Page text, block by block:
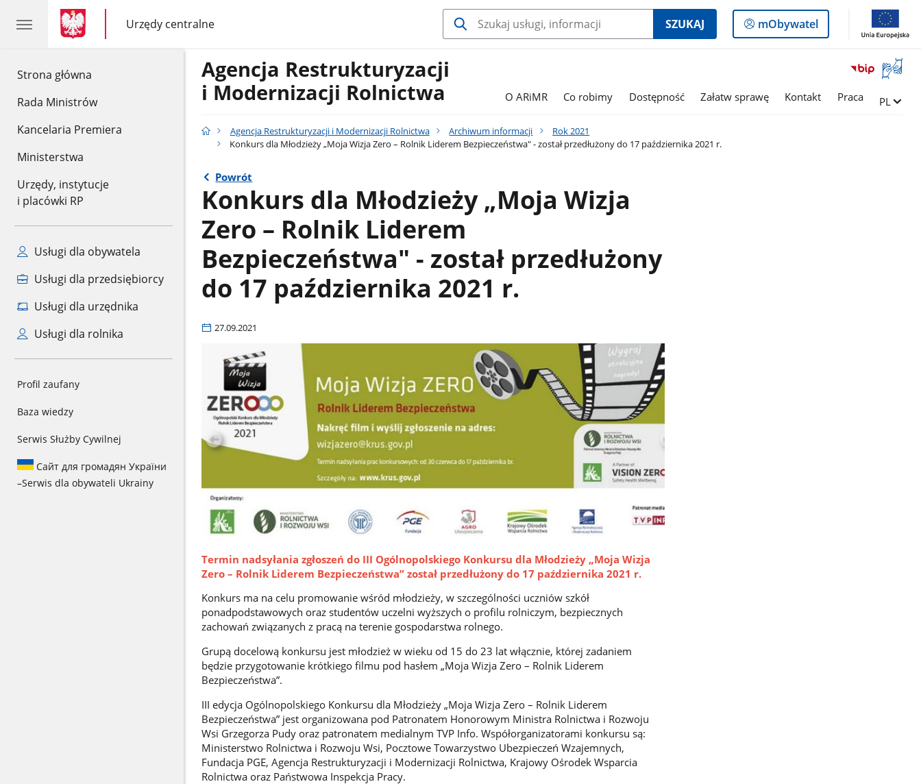
Strona główna
Rada Ministrów
Kancelaria Premiera
Ministerstwa
Urzędy, instytucje
i placówki RP
Usługi dla obywatela
Usługi dla przedsiębiorcy
Usługi dla urzędnika
Usługi dla rolnika
Profil zaufany
Baza wiedzy
Serwis Służby Cywilnej
Сайт для громадян України
–Serwis dla obywateli Ukrainy
gov.pl
gov.pl
Urzędy centralne
gov.pl
Urzędy
centralne
SZUKAJ
Logowanie
do
mObywatel
Otwórz
okno
Agencja Restrukturyzacji
i Modernizacji Rolnictwa
O ARiMR Co robimy Dostępność Załatw sprawę Kontakt Praca Zmień
PL
Agencja Restrukturyzacji i Modernizacji Rolnictwa Archiwum informacji
Rok 2021
Konkurs dla Młodzieży „Moja Wizja Zero – Rolnik Liderem Bezpieczeństwa" - został przedłużony do 17 października 2021 r.
Powrót
Konkurs dla Młodzieży „Moja Wizja
Zero – Rolnik Liderem
Bezpieczeństwa" - został przedłużony
do 17 października 2021 r.
27.09.2021
Termin nadsyłania zgłoszeń do III Ogólnopolskiego Konkursu dla Młodzieży „Moja Wizja
Zero – Rolnik Liderem Bezpieczeństwa” został przedłużony do 17 października 2021 r.
Konkurs ma na celu promowanie wśród młodzieży, w szczególności uczniów szkół
ponadpodstawowych oraz studentów uczelni wyższych o profilu rolniczym, bezpiecznych
zachowań związanych z pracą na terenie gospodarstwa rolnego.
Grupą docelową konkursu jest młodzież w wieku od 15 do 23 lat włącznie, której zadaniem
będzie przygotowanie krótkiego filmu pod hasłem „Moja Wizja Zero – Rolnik Liderem
Bezpieczeństwa”.
III edycja Ogólnopolskiego Konkursu dla Młodzieży „Moja Wizja Zero – Rolnik Liderem
Bezpieczeństwa” jest organizowana pod Patronatem Honorowym Ministra Rolnictwa i Rozwoju
Wsi Grzegorza Pudy oraz patronatem medialnym TVP Info. Współorganizatorami konkursu są:
Ministerstwo Rolnictwa i Rozwoju Wsi, Pocztowe Towarzystwo Ubezpieczeń Wzajemnych,
Fundacja PGE, Agencja Restrukturyzacji i Modernizacji Rolnictwa, Krajowy Ośrodek Wsparcia
Rolnictwa oraz Państwowa Inspekcja Pracy.